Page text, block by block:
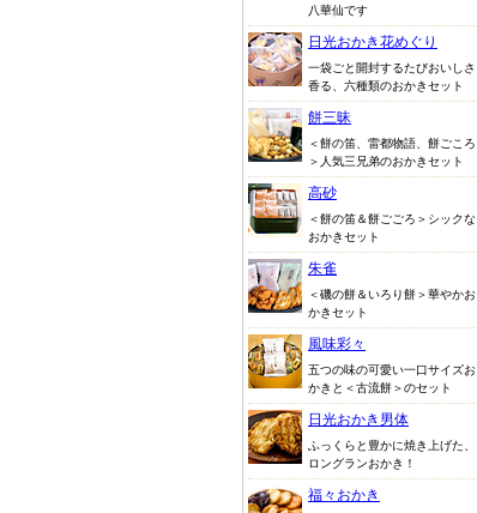
八華仙です
日光おかき花めぐり
一袋ごと開封するたびおいしさ
香る、六種類のおかきセット
餅三昧
＜餅の笛、雷都物語、餅ごころ
＞人気三兄弟のおかきセット
高砂
＜餅の笛＆餅ごごろ＞シックな
おかきセット
朱雀
＜磯の餅＆いろり餅＞華やかお
かきセット
風味彩々
五つの味の可愛い一口サイズお
かきと＜古流餅＞のセット
日光おかき男体
ふっくらと豊かに焼き上げた、
ロングランおかき！
福々おかき